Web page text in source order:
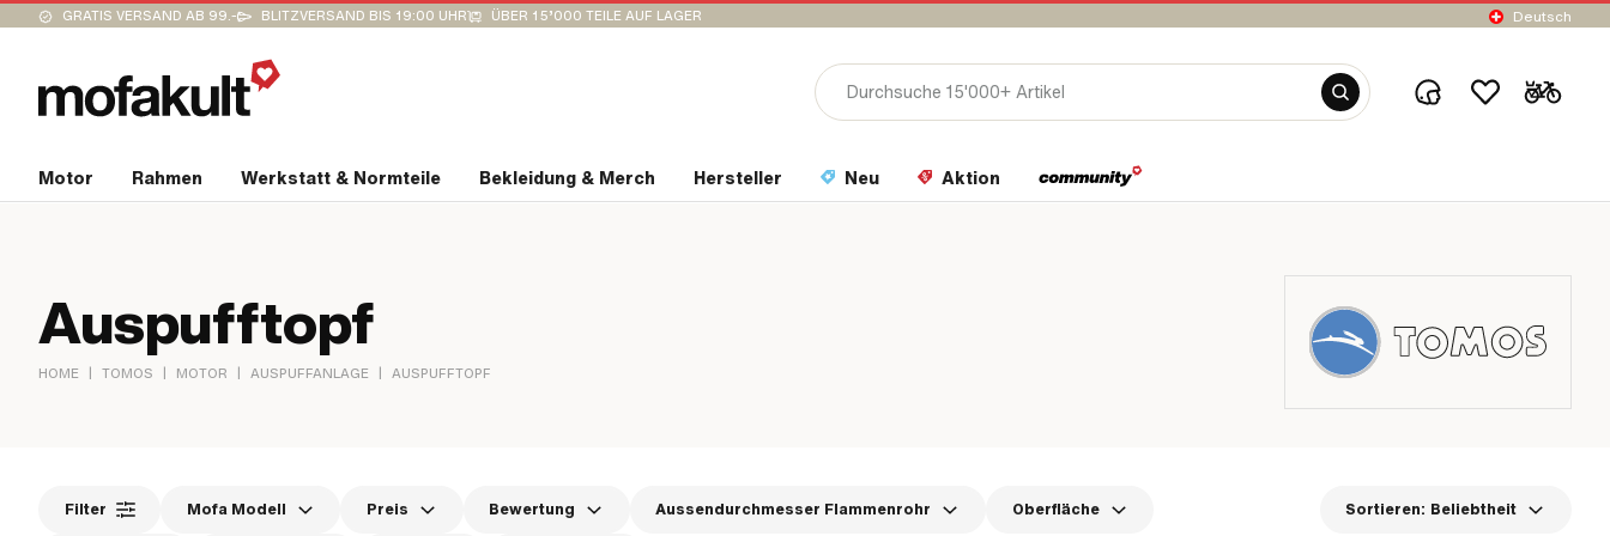
GRATIS VERSAND AB 99.- BLITZVERSAND BIS 19:00 UHR ÜBER 15’000 TEILE AUF LAGER Deutsch
Motor Rahmen Werkstatt & Normteile Bekleidung & Merch Hersteller Neu Aktion
Auspufftopf
HOME | TOMOS | MOTOR | AUSPUFFANLAGE | AUSPUFFTOPF
Filter Mofa Modell Preis Bewertung Aussendurchmesser Flammenrohr Oberfläche Sortieren: Beliebtheit